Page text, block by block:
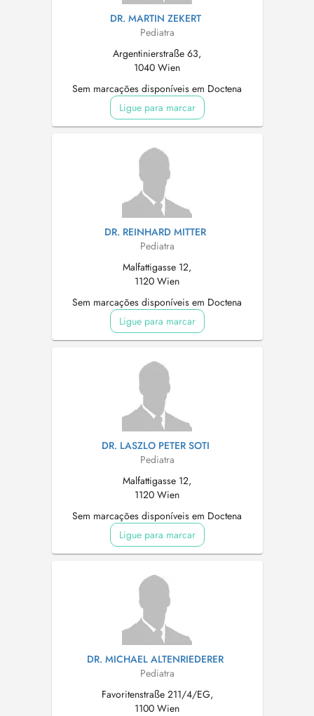
DR. MARTIN ZEKERT
Pediatra
Argentinierstraße 63,
1040 Wien
Sem marcações disponíveis em Doctena
Ligue para marcar
DR. REINHARD MITTER
Pediatra
Malfattigasse 12,
1120 Wien
Sem marcações disponíveis em Doctena
Ligue para marcar
DR. LASZLO PETER SOTI
Pediatra
Malfattigasse 12,
1120 Wien
Sem marcações disponíveis em Doctena
Ligue para marcar
DR. MICHAEL ALTENRIEDERER
Pediatra
Favoritenstraße 211/4/EG,
1100 Wien